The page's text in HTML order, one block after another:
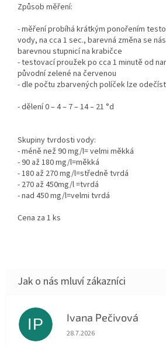
Způsob měření:
- měření probíhá krátkým ponořením
vody, na cca 1 sec., barevná změna se
barevnou stupnicí na krabičce
- testovací proužek po cca 1 minutě od
původní zelené na červenou
-dle počtu zbarvených políček lze
- dělení 0 – 4 – 7 – 14 – 21 °d
Skupiny tvrdosti vody:
- méně než 90 mg/l= velmi měkká
- 90 až 180 mg/l=měkká
- 180 až 270 mg/l=středně tvrdá
- 270 až 450mg/l =tvrdá
- nad 450 mg/l=velmi tvrdá
Cena za 1 ks
IP Ivana Pečivová
Hodnocení obchodu je 5 z 5
28.7.2026